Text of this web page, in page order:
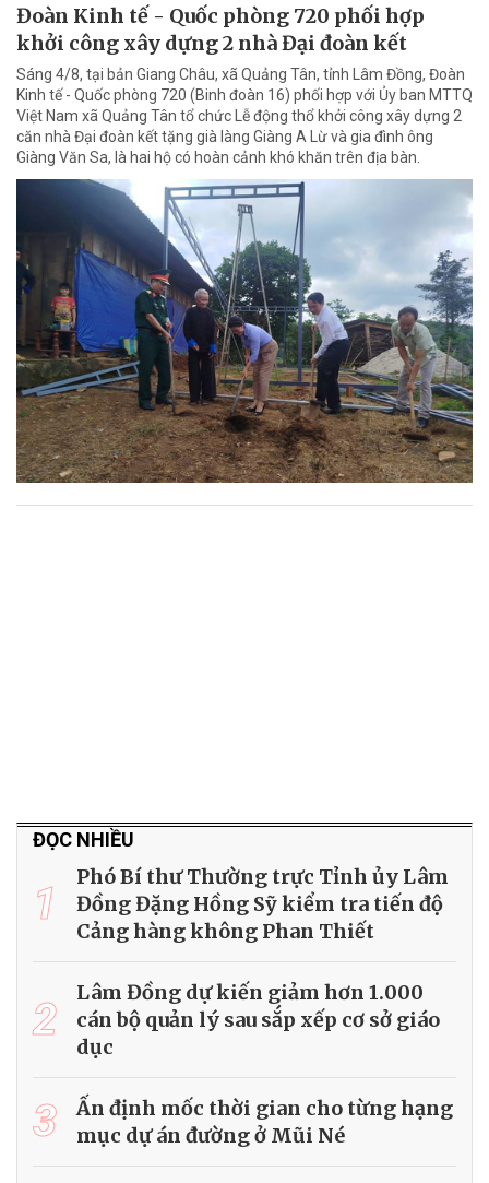
Đoàn Kinh tế - Quốc phòng 720 phối hợp
khởi công xây dựng 2 nhà Đại đoàn kết
Sáng 4/8, tại bản Giang Châu, xã Quảng Tân, tỉnh Lâm Đồng, Đoàn
Kinh tế - Quốc phòng 720 (Binh đoàn 16) phối hợp với Ủy ban MTTQ
Việt Nam xã Quảng Tân tổ chức Lễ động thổ khởi công xây dựng 2
căn nhà Đại đoàn kết tặng già làng Giàng A Lừ và gia đình ông
Giàng Văn Sa, là hai hộ có hoàn cảnh khó khăn trên địa bàn.
ĐỌC NHIỀU
1
Phó Bí thư Thường trực Tỉnh ủy Lâm
Đồng Đặng Hồng Sỹ kiểm tra tiến độ
Cảng hàng không Phan Thiết
2
Lâm Đồng dự kiến giảm hơn 1.000
cán bộ quản lý sau sắp xếp cơ sở giáo
dục
3
Ấn định mốc thời gian cho từng hạng
mục dự án đường ở Mũi Né